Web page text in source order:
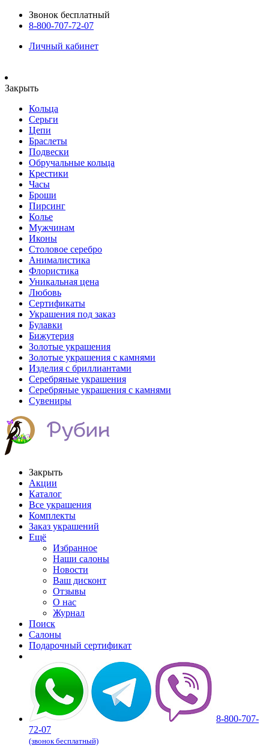
Звонок бесплатный
8-800-707-72-07
Личный кабинет
Закрыть
Кольца
Серьги
Цепи
Браслеты
Подвески
Обручальные кольца
Крестики
Часы
Броши
Пирсинг
Колье
Мужчинам
Иконы
Столовое серебро
Анималистика
Флористика
Уникальная цена
Любовь
Сертификаты
Украшения под заказ
Булавки
Бижутерия
Золотые украшения
Золотые украшения с камнями
Изделия с бриллиантами
Серебряные украшения
Серебряные украшения с камнями
Сувениры
Закрыть
Акции
Каталог
Все украшения
Комплекты
Заказ украшений
Ещё
Избранное
Наши салоны
Новости
Ваш дисконт
Отзывы
О нас
Журнал
Поиск
Салоны
Подарочный сертификат
8-800-707-
72-07
(звонок бесплатный)